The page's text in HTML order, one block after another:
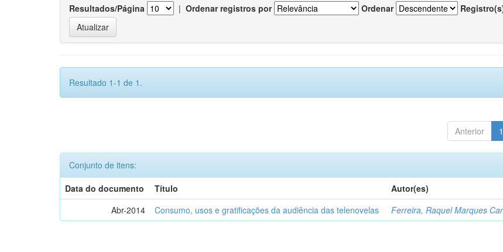
Resultados/Página | Ordenar registros por Ordenar
Resultado 1-1 de 1.
Anterior 1
Conjunto de itens:
Data do documento
Título Autor(es)
Abr-2014
Consumo, usos e gratificações da audiência das telenovelas Ferreira, Raquel Marques